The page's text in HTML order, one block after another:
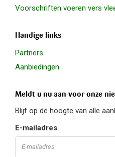
Voorschriften voeren vers
Handige links
Partners
Aanbiedingen
Meldt u nu aan voor onze
Blijf op de hoogte van alle
E-mailadres